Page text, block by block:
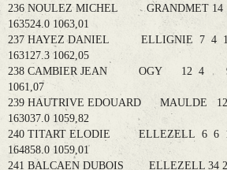
236 NOULEZ MICHEL GRANDMET
163524.0 1063,01
237 HAYEZ DANIEL ELLIGNIE 7 4
163127.3 1062,05
238 CAMBIER JEAN OGY 12 4 9
1061,07
239 HAUTRIVE EDOUARD MAULDE
163037.0 1059,82
240 TITART ELODIE ELLEZELL 6 6
164858.0 1059,01
241 BALCAEN DUBOIS ELLEZELL 34